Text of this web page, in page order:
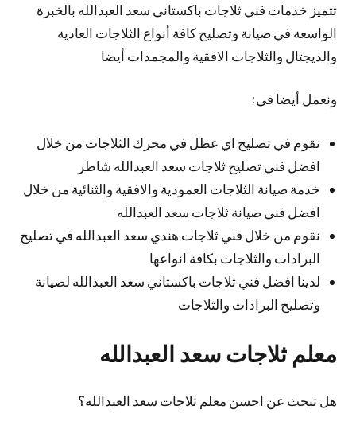
تتميز خدمات فني ثلاجات باكستاني سعد العبدالله بالخبرة
الواسعة في صيانة وتصليح كافة أنواع الثلاجات العادية
والديجتال والثلاجات الافقية والمجمدات أيضا
ونعمل أيضا في:
نقوم في تصليح اي عطل في محرك الثلاجات من خلال
افضل فني تصليح ثلاجات سعد العبدالله شاطر
خدمة صيانة الثلاجات العمودية والافقية والثنائية من خلال
افضل فني صيانة ثلاجات سعد العبدالله
نقوم من خلال فني ثلاجات هندي سعد العبدالله في تصليح
البرادات والثلاجات بكافة انواعها
لدينا افضل فني ثلاجات باكستاني سعد العبدالله لصيانة
وتصليح البرادات والثلاجات
معلم ثلاجات سعد العبدالله
هل تبحث عن احسن معلم ثلاجات سعد العبدالله؟